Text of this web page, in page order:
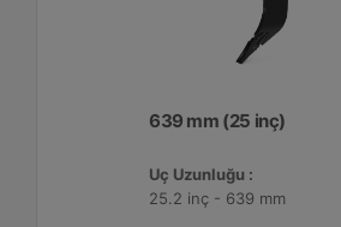
639 mm (25 inç)
Uç Uzunluğu :
25.2 inç - 639 mm